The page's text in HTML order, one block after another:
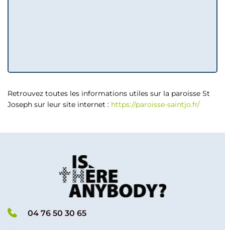
Retrouvez toutes les informations utiles sur la paroisse St
Joseph sur leur site internet : https://paroisse-saintjo.fr/
04 76 50 30 65